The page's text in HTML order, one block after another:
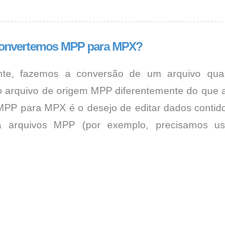
MPP para MPX?
fazemos a conversão de um arquivo
arquivo de origem MPP diferentemente do que
para MPX é o desejo de editar dados
arquivos MPP (por exemplo, precisamos